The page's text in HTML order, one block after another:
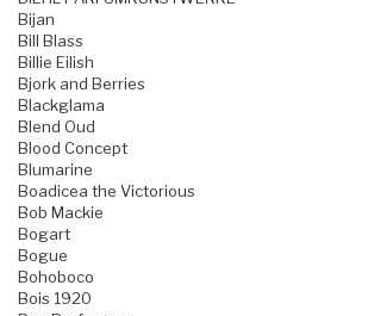
Bijan
Bill Blass
Billie Eilish
Bjork and Berries
Blackglama
Blend Oud
Blood Concept
Blumarine
Boadicea the Victorious
Bob Mackie
Bogart
Bogue
Bohoboco
Bois 1920